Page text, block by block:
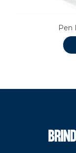
Pen